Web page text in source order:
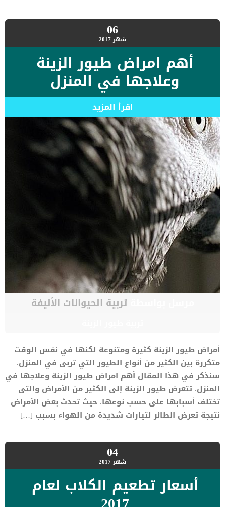
06شهر2017
أهم امراض طيور الزينة
وعلاجها في المنزل
اقرأ المزيد
مرسل بواسطةتربية الحيوانات الأليفة
أمراض طيور الزينة كثيرة ومتنوعة لكنها في نفس الوقت
متكررة بين الكثير من أنواع الطيور التي تربى في المنزل.
سنذكر في هذا المقال أهم امراض طيور الزينة وعلاجها في
المنزل. تتعرض طيور الزينة إلى الكثير من الأمراض والتى
تختلف أسبابها على حسب نوعها. حيث تحدث بعض الأمراض
نتيجة تعرض الطائر لتيارات شديدة من الهواء بسبب […]
04شهر2017
أسعار تطعيم الكلاب لعام